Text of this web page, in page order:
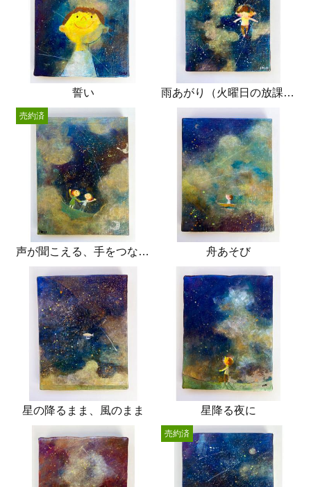
誓い 雨あがり（火曜日の放課後）
声が聞こえる、手をつなぐ、
売約済
舟あそび
星の降るまま、風のまま 星降る夜に
売約済